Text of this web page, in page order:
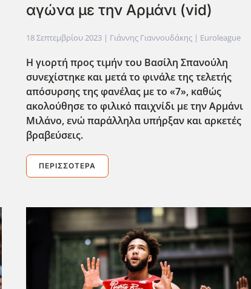
αγώνα με την Αρμάνι (vid)
18 Σεπτεμβρίου 2023 | Γιάννης Γιαννουδάκης | Euroleague
Η γιορτή προς τιμήν του Βασίλη Σπανούλη
συνεχίστηκε και μετά το φινάλε της τελετής
απόσυρσης της φανέλας με το «7», καθώς
ακολούθησε το φιλικό παιχνίδι με την Αρμάνι
Μιλάνο, ενώ παράλληλα υπήρξαν και αρκετές
βραβεύσεις.
ΠΕΡΙΣΣΌΤΕΡΑ